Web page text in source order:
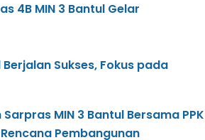
4B MIN 3 Bantul Gelar
Berjalan Sukses, Fokus pada
MIN 3 Bantul Bersama PPK
Pembangunan